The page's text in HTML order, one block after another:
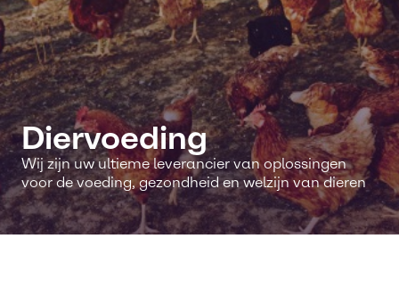
Diervoeding
Wij zijn uw ultieme leverancier van oplossingen
voor de voeding, gezondheid en welzijn van dieren